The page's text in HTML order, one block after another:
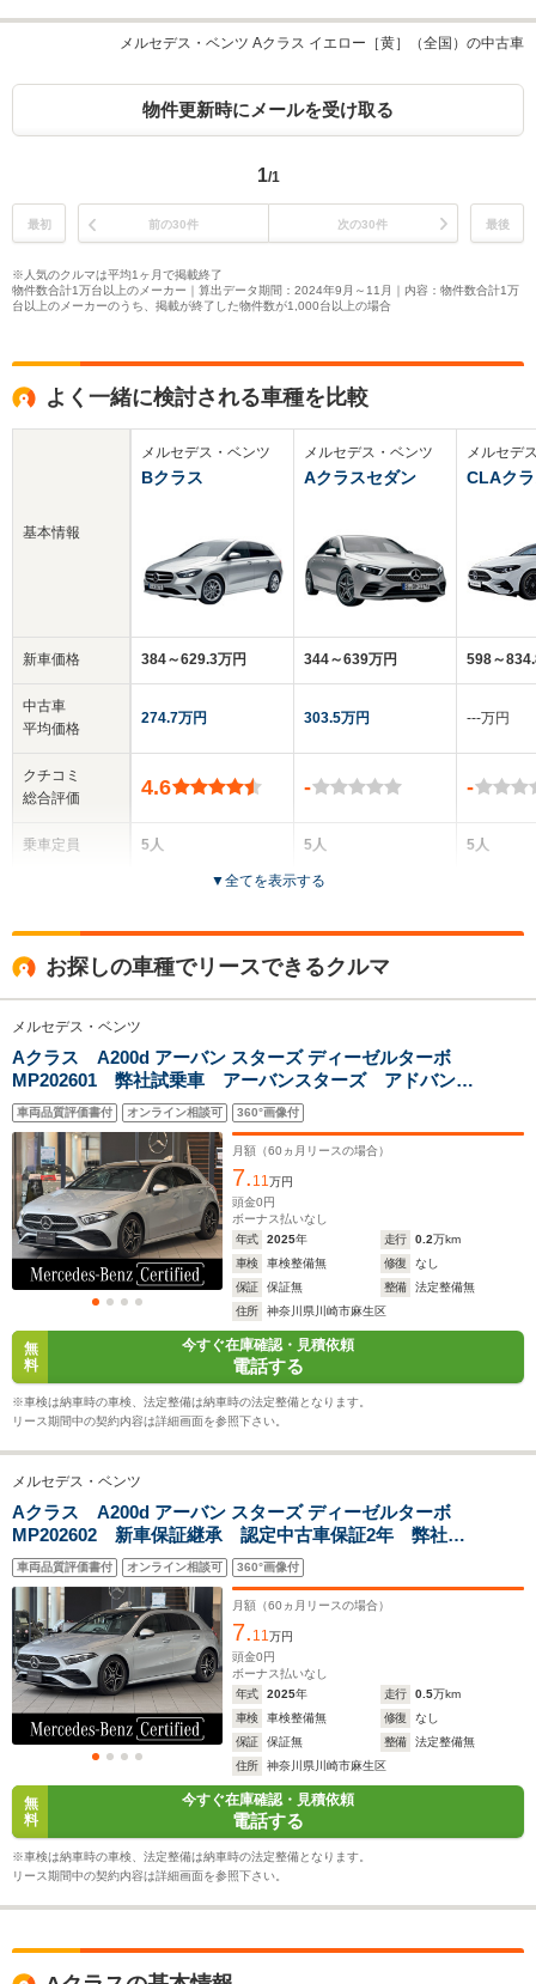
メルセデス・ベンツ Aクラス イエロー［黄］（全国）の中古車
物件更新時にメールを受け取る
1/1
最初 前の30件 次の30件 最後
※人気のクルマは平均1ヶ月で掲載終了
物件数合計1万台以上のメーカー｜算出データ期間：2024年9月～11月｜内容：物件数合計1万
台以上のメーカーのうち、掲載が終了した物件数が1,000台以上の場合
よく一緒に検討される車種を比較
基本情報
新車価格
中古車
平均価格
クチコミ
総合評価
乗車定員
サイズ
WLTCモード
燃費
駆動方式
メルセデス・ベンツ
Bクラス
384～629.3万円
274.7万円
4.6
5人
全高
1.55m～1.57m
全幅
1.8m
4.43m
ホイールベース
-m
14.7～19.0km/L
└市街地:10.8～
└郊外:15.1～
└高速道路:17.0～
23.0km/L
FF
メルセデス・ベンツ
Aクラスセダン
344～639万円
303.5万円
-
5人
4ドア
1.43m～1.46m
全幅
1.8m
12.6～19.2km/L
└市街地:8.9～
└郊外:13.0～
FF、4WD
メルセデ
CLAク
598～
‐‐‐万円
-
5人
▼全てを表示する
お探しの車種でリースできるクルマ
メルセデス・ベンツ
Aクラス A200d アーバン スターズ ディーゼルターボ
MP202601 弊社試乗車 アーバンスターズ アドバンス
ドPKG パノラミックスライディングルーフ シート
ヒーター パワーシート 本革シート 360度カメラ 新
車保証継承 ヘッドアップディスプレイ アンビエント
ライト
車両品質評価書付 オンライン相談可 360°画像付
月額（60 ヵ月リースの場合）
7. 11 万円
頭金0円
ボーナス払いなし
年式
2025年 走行 0.2万km
車検
車検整備無 修復
なし
保証
保証無 整備
法定整備無
住所
神奈川県川崎市麻生区
無
料
今すぐ在庫確認・見積依頼
電話する
※車検は納車時の車検、法定整備は納車時の法定整備となります。
リース期間中の契約内容は詳細画面を参照下さい。
メルセデス・ベンツ
Aクラス A200d アーバン スターズ ディーゼルターボ
MP202602 新車保証継承 認定中古車保証2年 弊社デ
モカー車両 アドバンスドパッケージ パノラミックス
ライディングルーフ 360度カメラシステム ヘッドアッ
プディスプレイ ETC アンビエントライト 黒本革シ
ート
車両品質評価書付 オンライン相談可 360°画像付
月額（60 ヵ月リースの場合）
7. 11 万円
頭金0円
ボーナス払いなし
年式
2025年 走行 0.5万km
車検
車検整備無 修復
なし
保証
保証無 整備
法定整備無
住所
神奈川県川崎市麻生区
無
料
今すぐ在庫確認・見積依頼
電話する
※車検は納車時の車検、法定整備は納車時の法定整備となります。
リース期間中の契約内容は詳細画面を参照下さい。